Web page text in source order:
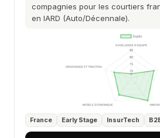
compagnies pour les courtiers
en IARD (Auto/Décennale).
France Early Stage InsurTech